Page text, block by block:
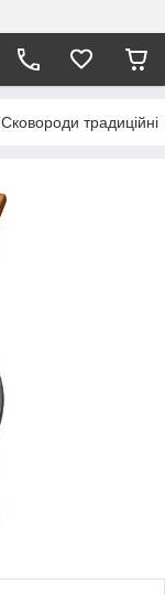
Сковороди традиційні